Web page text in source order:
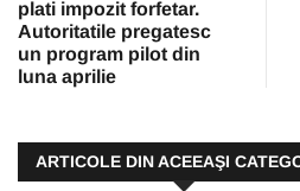
plati impozit forfetar.
Autoritatile pregatesc
un program pilot din
luna aprilie
ARTICOLE DIN ACEEAŞI